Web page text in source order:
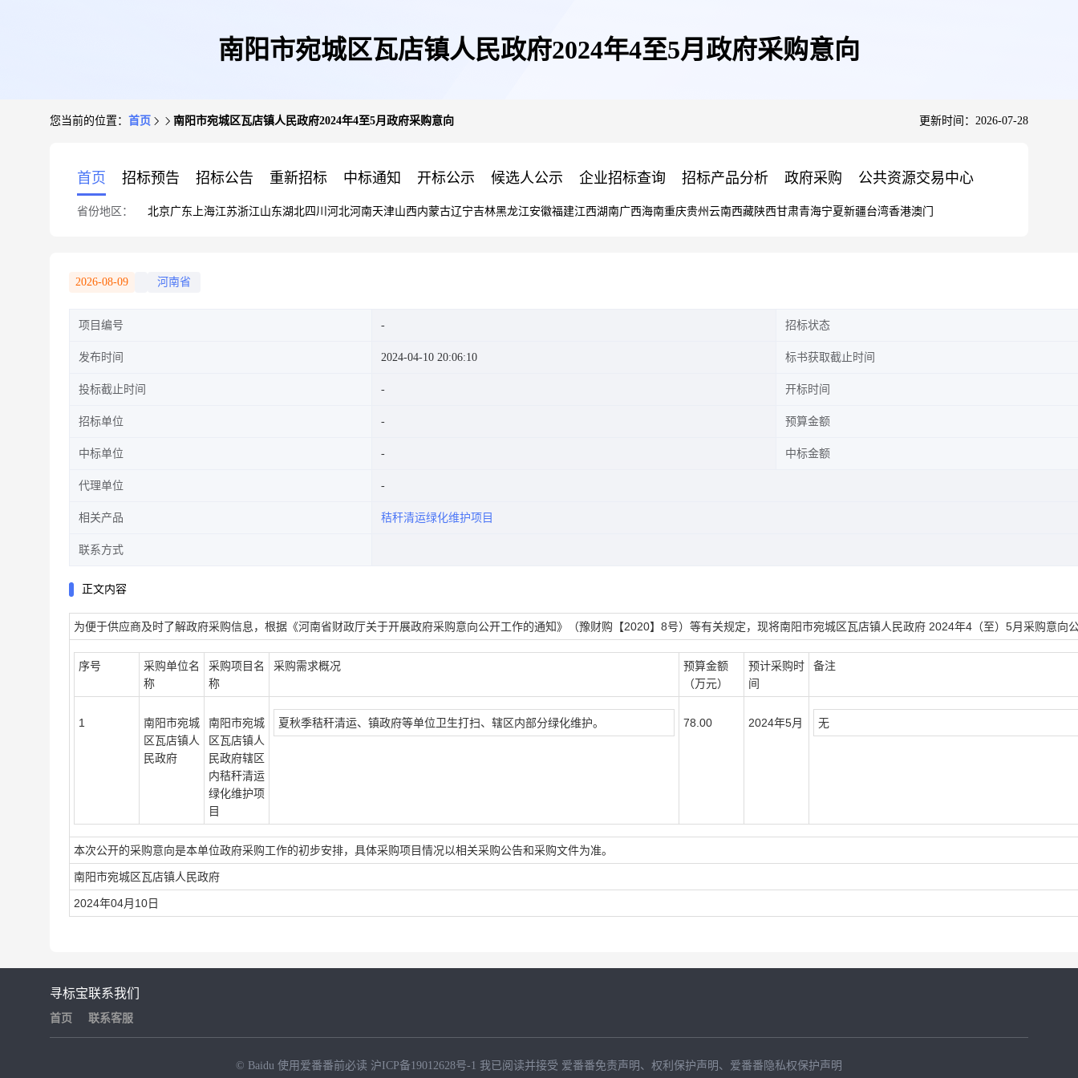
南阳市宛城区瓦店镇人民政府2024年4至5月政府采购意向
您当前的位置： 首页 南阳市宛城区瓦店镇人民政府2024年4至5月政府采购意向 更新时间：2026-07-28
首页 招标预告 招标公告 重新招标 中标通知 开标公示 候选人公示 企业招标查询 招标产品分析 政府采购 公共资源交易中心
省份地区： 北京广东 上海江苏浙江山东湖北四川 河北河南天津山西内蒙古辽宁吉林黑龙江安徽福建江西湖南广西海南重庆贵州 云南西藏陕西甘肃青海宁夏新疆台湾香港澳门
2026-08-09 河南省
项目编号 招标状态
发布时间 2024-04-10 20:06:10 标书获取截止时间
投标截止时间 开标时间
招标单位 预算金额
中标单位 中标金额
代理单位
相关产品 秸秆清运绿化维护项目
联系方式
正文内容
为便于供应商及时了解政府采购信息，根据《河南省财政厅关于开展政府采购意向公开工作的通知》（豫财购【2020】8号）等有关规定，现将南阳市宛城区瓦店镇人民政府 2024年4（至）5月采购意向
序号
采购单位名
称
采购项目名
称
采购需求概况
预算金额
（万元）
预计采购时
间
备注
1
南阳市宛城
区瓦店镇人
民政府
南阳市宛城
区瓦店镇人
民政府辖区
内秸秆清运
绿化维护项
目
夏秋季秸秆清运、镇政府等单位卫生打扫、辖区内部分绿化维护。 78.00 2024年5月 无
本次公开的采购意向是本单位政府采购工作的初步安排，具体采购项目情况以相关采购公告和采购文件为准。
南阳市宛城区瓦店镇人民政府
2024年04月10日
寻标宝
首页
联系我们
联系客服
© Baidu 使用爱番番前必读 沪ICP备19012628号-1 我已阅读并接受 爱番番免责声明 、 权利保护声明 、 爱番番隐私权保护声明